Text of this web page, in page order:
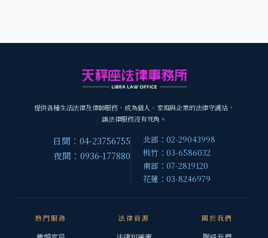
提供各種生活法律及律師服務，成為個人、家庭與企業的法律守護站，
讓法律服務沒有死角。
日間：04-23756755
夜間：0936-177880
北部：02-29043998
桃竹：03-6586032
南部：07-2819120
花蓮：03-8246979
熱門服務 法律資源 關於我們